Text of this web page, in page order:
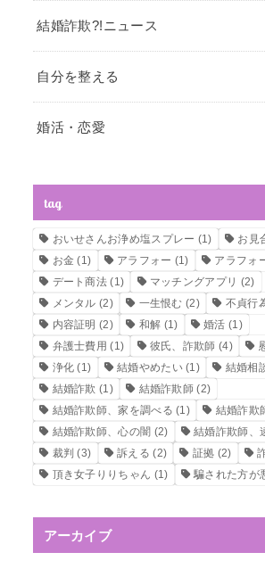
結婚詐欺?!ニュース
自分を整える
婚活・恋愛
tag
おいせさんお浄め塩スプレー (1) お見
お金 (1) アラフォー (1) アラフォ
デート商法 (1) マッチングアプリ (2)
メンタル (2) 一生恨む (2) 不貞行
内容証明 (2) 和解 (1) 婚活 (1)
弁護士費用 (1) 彼氏、詐欺師 (4)
浄化 (1) 結婚やめたい(1) 結婚相
結婚詐欺 (1) 結婚詐欺師 (2)
結婚詐欺師、家を調べる (1) 結婚詐欺
結婚詐欺師、心の闇 (2) 結婚詐欺師、
裁判 (3) 訴える (2) 証拠 (2)
頂き女子りりちゃん (1) 騙された方が
アーカイブ